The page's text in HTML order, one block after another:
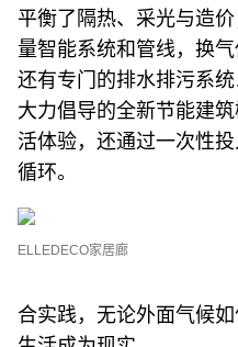
平衡了隔热、采光与造
量智能系统和管线，换
还有专门的排水排污系
大力倡导的全新节能建
活体验，还通过一次性
循环。
ELLEDECO家居廊
合实践，无论外面气候